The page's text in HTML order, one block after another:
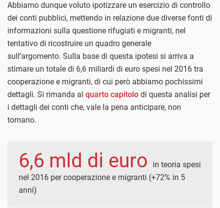
Abbiamo dunque voluto ipotizzare un esercizio di controllo
dei conti pubblici, mettendo in relazione due diverse fonti di
informazioni sulla questione rifugiati e migranti, nel
tentativo di ricostruire un quadro generale
sull’argomento. Sulla base di questa ipotesi si arriva a
stimare un totale di 6,6 miliardi di euro spesi nel 2016 tra
cooperazione e migranti, di cui però abbiamo pochissimi
dettagli. Si rimanda al quarto capitolo di questa analisi per
i dettagli dei conti che, vale la pena anticipare, non
tornano.
6,6 mld di euro
in teoria spesi
nel 2016 per cooperazione e migranti (+72% in 5
anni)